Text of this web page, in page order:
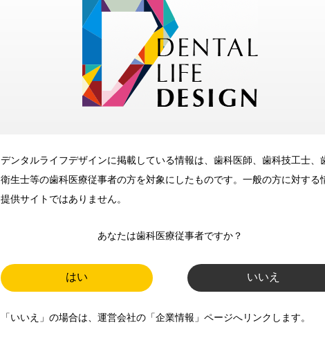
デンタルライフデザインに掲載している情報は、歯科医師、歯科技工士、
衛生士等の歯科医療従事者の方を対象にしたものです。一般の方に対する
提供サイトではありません。
あなたは歯科医療従事者ですか？
はい いいえ
「いいえ」の場合は、運営会社の「企業情報」ページへリンクします。
メリット
メールマガジンでお届け
師、歯科衛生士、歯科技工士）に
お届けします。